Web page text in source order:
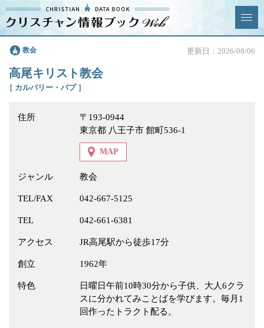
クリスチャン
情報ブックとは
News & Topics
よくあるご質問
教会
特別集会奉仕者 医療・福祉
冠婚葬祭
教団教派 宿泊・研修施設
お店・企業・その他
教会 更新日：2026/08/06
高尾キリスト教会
［ カルバリー・バプ ］
住所
〒193-0944
東京都 八王子市 館町536-1
MAP
ジャンル 教会
TEL/FAX 042-667-5125
TEL 042-661-6381
アクセス JR高尾駅から徒歩17分
創立 1962年
特色
日曜日午前10時30分から子供、大人6クラ
スに分かれてみことばを学びます。毎月1
回作ったトラクト配る。